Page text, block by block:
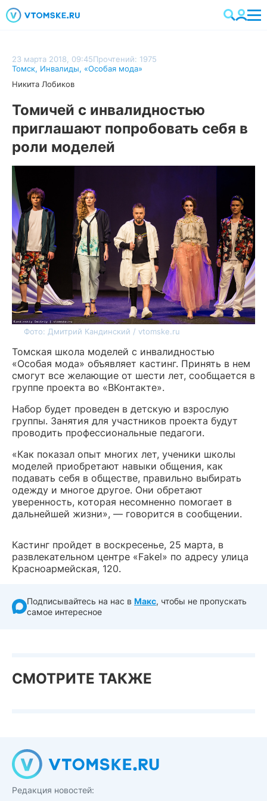
23 марта 2018, 09:45Прочтений: 1975
Томск, Инвалиды, «Особая мода»
Никита Лобиков
Томичей с инвалидностью
приглашают попробовать себя в
роли моделей
Фото: Дмитрий Кандинский / vtomske.ru
Томская школа моделей с инвалидностью
«Особая мода» объявляет кастинг. Принять в нем
смогут все желающие от шести лет, сообщается в
группе проекта во «ВКонтакте».
Набор будет проведен в детскую и взрослую
группы. Занятия для участников проекта будут
проводить профессиональные педагоги.
«Как показал опыт многих лет, ученики школы
моделей приобретают навыки общения, как
подавать себя в обществе, правильно выбирать
одежду и многое другое. Они обретают
уверенность, которая несомненно помогает в
дальнейшей жизни», — говорится в сообщении.
Кастинг пройдет в воскресенье, 25 марта, в
развлекательном центре «Fakel» по адресу улица
Красноармейская, 120.
Подписывайтесь на нас в Макс, чтобы не пропускать
самое интересное
СМОТРИТЕ ТАКЖЕ
Редакция новостей: